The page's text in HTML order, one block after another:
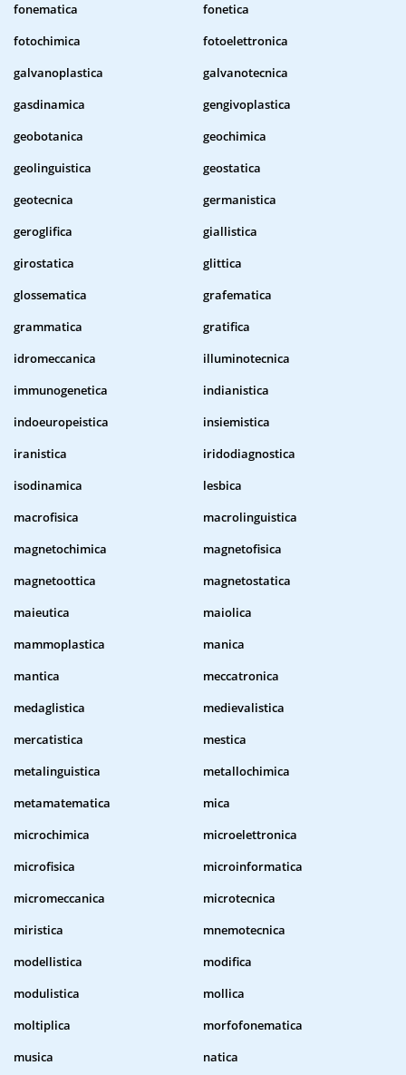
fonematica
fonetica
fotochimica
fotoelettronica
galvanoplastica
galvanotecnica
gasdinamica
gengivoplastica
geobotanica
geochimica
geolinguistica
geostatica
geotecnica
germanistica
geroglifica
giallistica
girostatica
glittica
glossematica
grafematica
grammatica
gratifica
idromeccanica
illuminotecnica
immunogenetica
indianistica
indoeuropeistica
insiemistica
iranistica
iridodiagnostica
isodinamica
lesbica
macrofisica
macrolinguistica
magnetochimica
magnetofisica
magnetoottica
magnetostatica
maieutica
maiolica
mammoplastica
manica
mantica
meccatronica
medaglistica
medievalistica
mercatistica
mestica
metalinguistica
metallochimica
metamatematica
mica
microchimica
microelettronica
microfisica
microinformatica
micromeccanica
microtecnica
miristica
mnemotecnica
modellistica
modifica
modulistica
mollica
moltiplica
morfofonematica
musica
natica